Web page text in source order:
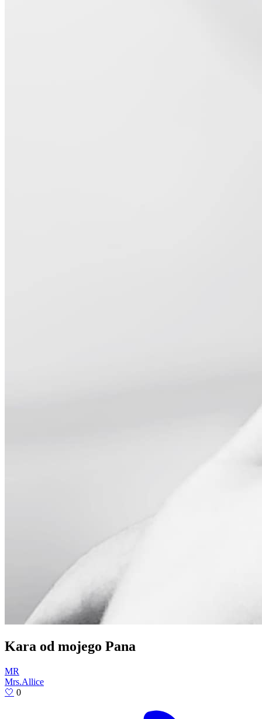
Kara od mojego Pana
MR
Mrs.Allice
🤍 0